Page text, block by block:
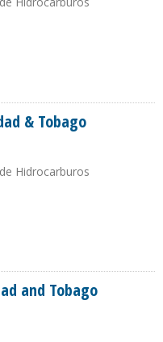
& Tobago
Hidrocarburos
and Tobago